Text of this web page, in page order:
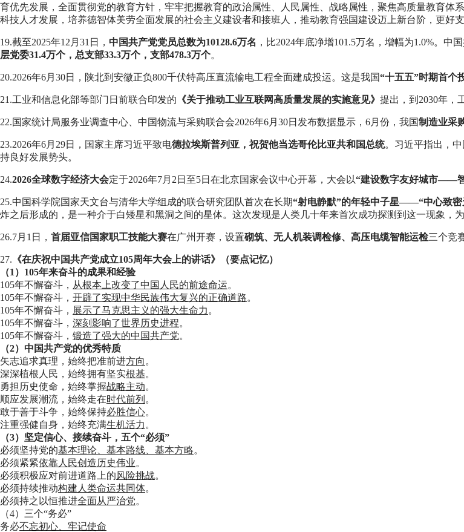
育优先发展，全面贯彻党的教育方针，牢牢把握教育的政治属性、人民属性、战略属性，聚焦高质量教育
科技人才发展，培养德智体美劳全面发展的社会主义建设者和接班人，推动教育强国建设迈上新台阶，更好
19.截至2025年12月31日， 中国共产党党员总数为10128.6万名 ，比2024年底净增101.5万名，增幅为1.0%。中
层党委31.4万个，总支部33.3万个，支部478.3万个。
20.2026年6月30日，陕北到安徽正负800千伏特高压直流输电工程全面建成投运。这是我国“十五五”时期首个
21.工业和信息化部等部门日前联合印发的 《关于推动工业互联网高质量发展的实施意见》 提出，到2030年，
22.国家统计局服务业调查中心、中国物流与采购联合会2026年6月30日发布数据显示，6月份，我国制造业采
23.2026年6月29日，国家主席习近平致电德拉埃斯普列亚，祝贺他当选哥伦比亚共和国总统。习近平指出，
持良好发展势头。
24.2026全球数字经济大会定于‌2026年7月2日至5日‌在‌北京国家会议中心‌开幕，大会以“‌建设数字友好城市——
25.中国科学院国家天文台与清华大学组成的联合研究团队首次在长期“射电静默”的年轻中子星——“中心致密
炸之后形成的，是一种介于白矮星和黑洞之间的星体。这次发现是人类几十年来首次成功探测到这一现象，
26.7月1日， 首届亚信国家职工技能大赛在广州开赛，设置砌筑、无人机装调检修、高压电缆智能运检三个竞
27. 《在庆祝中国共产党成立105周年大会上的讲话》（要点记忆）
（1）105年来奋斗的成果和经验
105年不懈奋斗， 从根本上改变了中国人民的前途命运。
105年不懈奋斗， 开辟了实现中华民族伟大复兴的正确道路。
105年不懈奋斗， 展示了马克思主义的强大生命力 。
105年不懈奋斗， 深刻影响了世界历史进程。
105年不懈奋斗， 锻造了强大的中国共产党。
（2）中国共产党的优秀特质
矢志追求真理，始终把准前进方向 。
深深植根人民，始终拥有坚实根基。
勇担历史使命，始终掌握战略主动。
顺应发展潮流，始终走在时代前列 。
敢于善于斗争，始终保持必胜信心。
注重强健自身，始终充满生机活力 。
（3）坚定信心、接续奋斗，五个“必须”
必须坚持党的基本理论、基本路线、基本方略。
必须紧紧依靠人民创造历史伟业。
必须积极应对前进道路上的风险挑战。
必须持续推动构建人类命运共同体。
必须持之以恒推进全面从严治党。
（4）三个“务必”
务必不忘初心、牢记使命